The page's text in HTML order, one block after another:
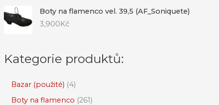
Boty na flamenco vel. 39,5 (AF_Soniquete)
3,900Kč
Kategorie produktů:
Bazar (použité) 4
Boty na flamenco 261